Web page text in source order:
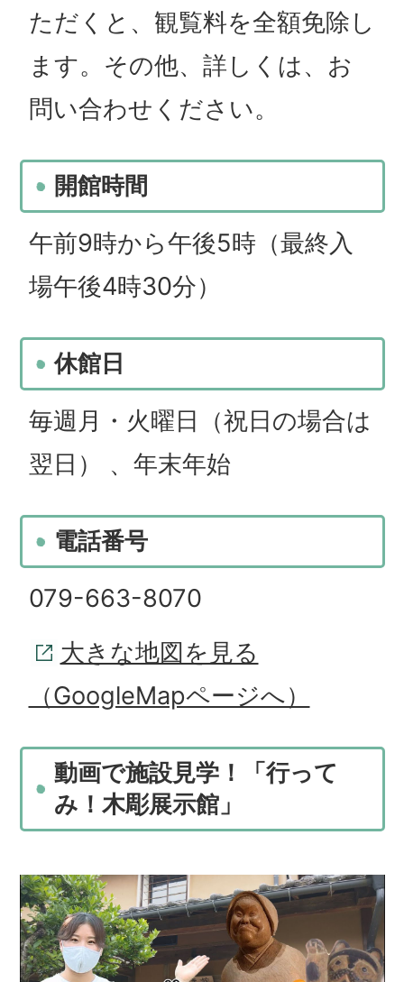
ただくと、観覧料を全額免除し
ます。その他、詳しくは、お
問い合わせください。
開館時間
午前9時から午後5時（最終入
場午後4時30分）
休館日
毎週月・火曜日（祝日の場合は
翌日） 、年末年始
電話番号
079-663-8070
大きな地図を見る
（GoogleMapページへ）
動画で施設見学！「行って
み！木彫展示館」